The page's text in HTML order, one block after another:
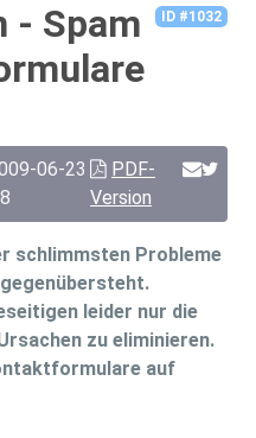
ID #1032
- Spam
06-23
PDF-
Version
schlimmsten Probleme
leider nur die
zu eliminieren.
auf